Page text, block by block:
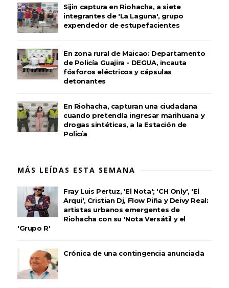
Sijin captura en Riohacha, a siete
integrantes de 'La Laguna', grupo
expendedor de estupefacientes
En zona rural de Maicao: Departamento
de Policía Guajira - DEGUA, incauta
fósforos eléctricos y cápsulas
detonantes
En Riohacha, capturan una ciudadana
cuando pretendía ingresar marihuana y
drogas sintéticas, a la Estación de
Policía
MÁS LEÍDAS ESTA SEMANA
Fray Luis Pertuz, 'El Nota'; 'CH Only', 'El
Arqui', Cristian Dj, Flow Piña y Deivy Real:
artistas urbanos emergentes de
Riohacha con su 'Nota Versátil y el
'Grupo R'
Crónica de una contingencia anunciada